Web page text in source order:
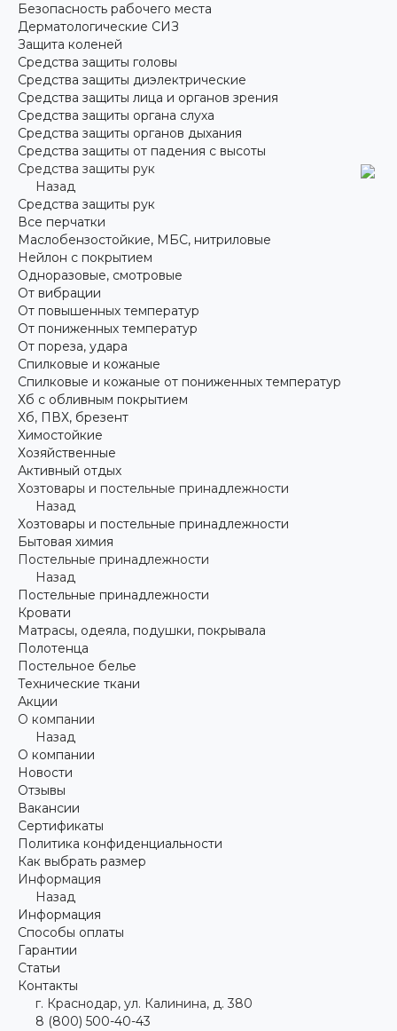
Безопасность рабочего места
Дерматологические СИЗ
Защита коленей
Средства защиты головы
Средства защиты диэлектрические
Средства защиты лица и органов зрения
Средства защиты органа слуха
Средства защиты органов дыхания
Средства защиты от падения с высоты
Средства защиты рук
Назад
Средства защиты рук
Все перчатки
Маслобензостойкие, МБС, нитриловые
Нейлон с покрытием
Одноразовые, смотровые
От вибрации
От повышенных температур
От пониженных температур
От пореза, удара
Спилковые и кожаные
Спилковые и кожаные от пониженных температур
Хб с обливным покрытием
Хб, ПВХ, брезент
Химостойкие
Хозяйственные
Активный отдых
Хозтовары и постельные принадлежности
Назад
Хозтовары и постельные принадлежности
Бытовая химия
Постельные принадлежности
Назад
Постельные принадлежности
Кровати
Матрасы, одеяла, подушки, покрывала
Полотенца
Постельное белье
Технические ткани
Акции
О компании
Назад
О компании
Новости
Отзывы
Вакансии
Сертификаты
Политика конфиденциальности
Как выбрать размер
Информация
Назад
Информация
Способы оплаты
Гарантии
Статьи
Контакты
г. Краснодар, ул. Калинина, д. 380
8 (800) 500-40-43